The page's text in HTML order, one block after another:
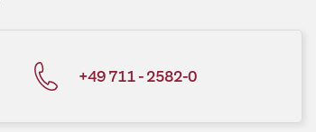
+49 711 - 2582-0